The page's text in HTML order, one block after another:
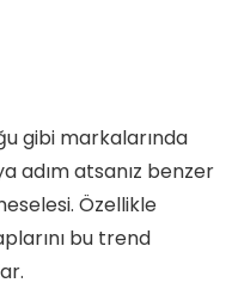
gibi markalarında
adım atsanız benzer
Özellikle
bu trend